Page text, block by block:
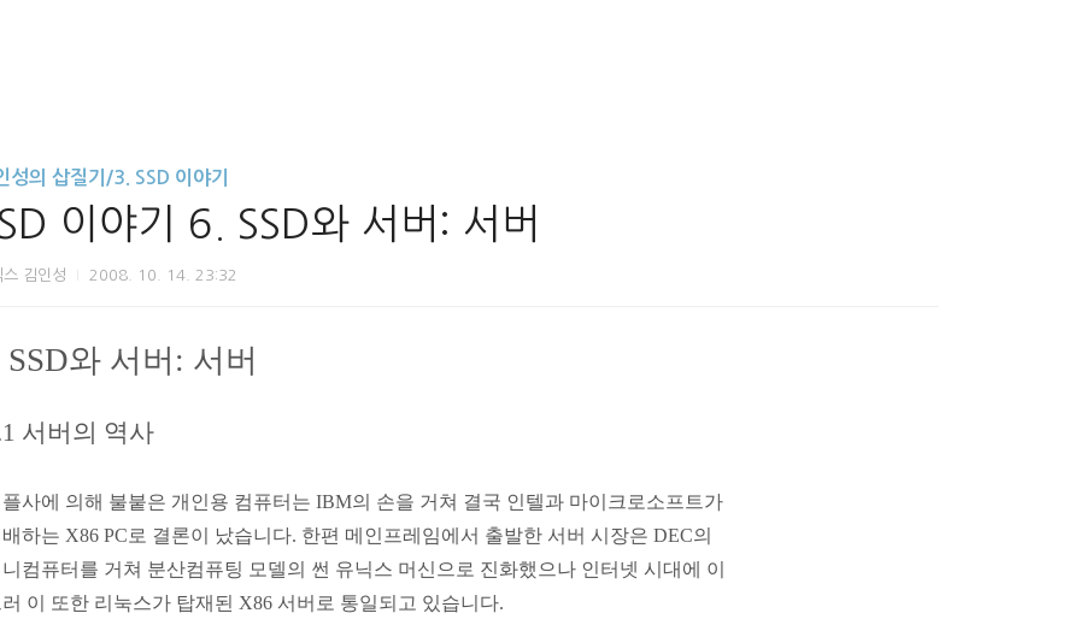
성의 삽질기/3. SSD 이야기
이야기 6. SSD와 서버: 서버
스 김인성 2008. 10. 14. 23:32
SSD와 서버: 서버
서버의 역사
사에 의해 불붙은 개인용 컴퓨터는 IBM의 손을 거쳐 결국 인텔과 마이크로소프트가
하는 X86 PC로 결론이 났습니다. 한편 메인프레임에서 출발한 서버 시장은 DEC의
컴퓨터를 거쳐 분산컴퓨팅 모델의 썬 유닉스 머신으로 진화했으나 인터넷 시대에 이
이 또한 리눅스가 탑재된 X86 서버로 통일되고 있습니다.